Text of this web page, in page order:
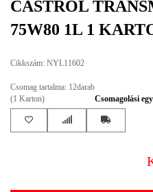
INFO
(HÉTFŐTŐL PÉNTEKIG 8-17H)
+36 70 674 0983
NYIRLUBKFT@GMAIL.COM
NYÍR-LUB KFT.:
CASTROL
75W80 1L 1
Cikkszám: NYL11602
Csomag tartalma: 12darab
(1 Karton)
Csomagolási